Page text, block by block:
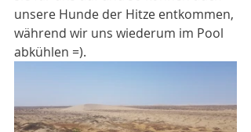
unsere Hunde der Hitze entkommen,
während wir uns wiederum im Pool
abkühlen =).